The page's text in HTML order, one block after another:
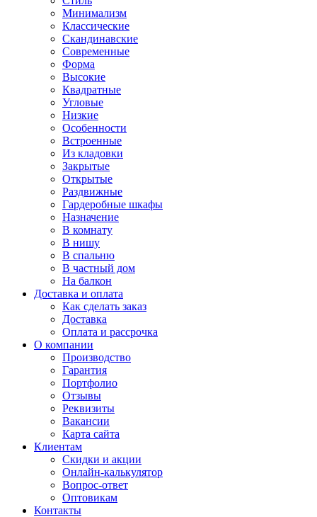
Минимализм
Классические
Скандинавские
Современные
Форма
Высокие
Квадратные
Угловые
Низкие
Особенности
Встроенные
Из кладовки
Закрытые
Открытые
Раздвижные
Гардеробные шкафы
Назначение
В комнату
В нишу
В спальню
В частный дом
На балкон
Доставка и оплата
Как сделать заказ
Доставка
Оплата и рассрочка
О компании
Производство
Гарантия
Портфолио
Отзывы
Реквизиты
Вакансии
Карта сайта
Клиентам
Скидки и акции
Онлайн-калькулятор
Вопрос-ответ
Оптовикам
Контакты